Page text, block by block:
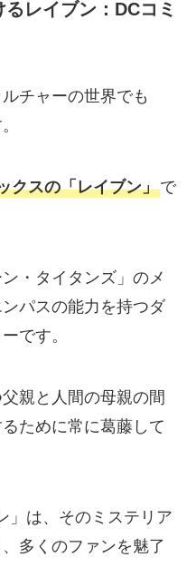
レイブン：DCコミ
チャーの世界でも
クスの「レイブン」で
・タイタンズ」のメ
パスの能力を持つダ
です。
親と人間の母親の間
ために常に葛藤して
」は、そのミステリア
多くのファンを魅了